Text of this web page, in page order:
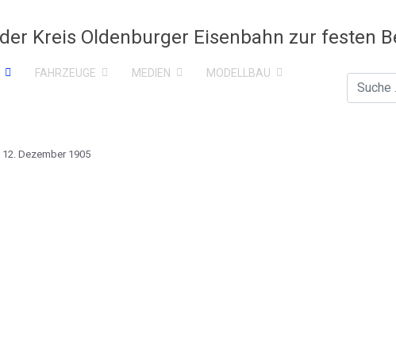
FAHRZEUGE MEDIEN MODELLBAU
Suchen
12. Dezember 1905